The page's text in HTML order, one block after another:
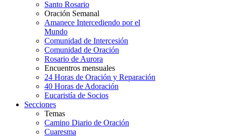
Santo Rosario
Oración Semanal
Amanece Intercediendo por el
Mundo
Comunidad de Intercesión
Comunidad de Oración
Rosario de Aurora
Encuentros mensuales
24 Horas de Oración y Reparación
40 Horas de Adoración
Eucaristía de Socios
Secciones
Temas
Camino Diario de Oración
Cuaresma